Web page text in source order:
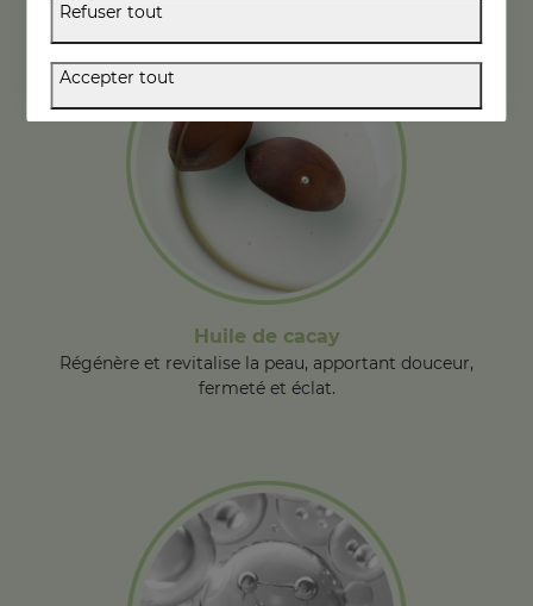
Huile de cacay
Régénère et revitalise la peau, apportant douceur,
fermeté et éclat.
Refuser tout
Accepter tout